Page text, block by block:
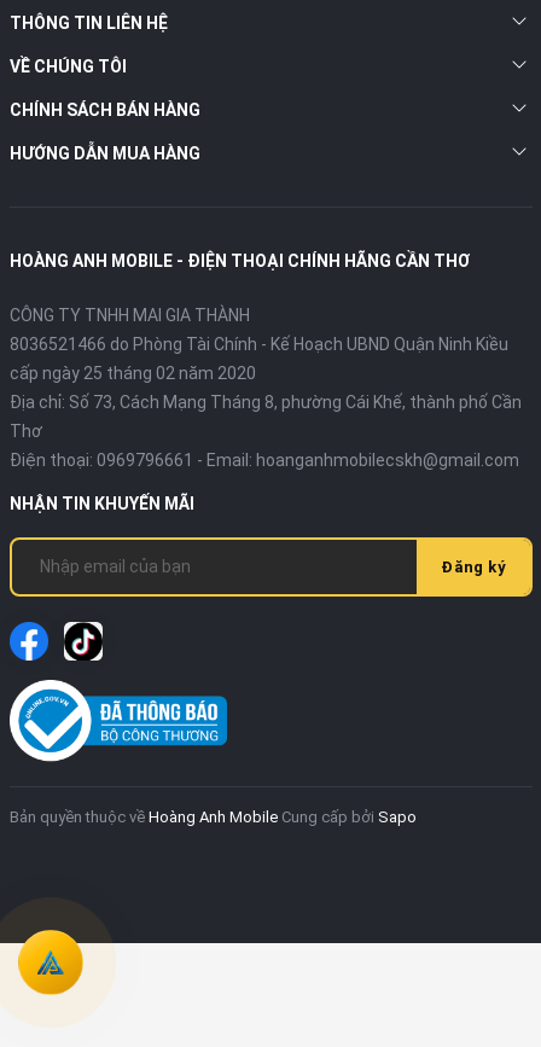
THÔNG TIN LIÊN HỆ
VỀ CHÚNG TÔI
CHÍNH SÁCH BÁN HÀNG
HƯỚNG DẪN MUA HÀNG
HOÀNG ANH MOBILE - ĐIỆN THOẠI CHÍNH HÃNG CẦN THƠ
CÔNG TY TNHH MAI GIA THÀNH
8036521466 do Phòng Tài Chính - Kế Hoạch UBND Quận Ninh Kiều
cấp ngày 25 tháng 02 năm 2020
Địa chỉ: Số 73, Cách Mạng Tháng 8, phường Cái Khế, thành phố Cần
Thơ
Điện thoại: 0969796661 - Email: hoanganhmobilecskh@gmail.com
NHẬN TIN KHUYẾN MÃI
Đăng ký
Bản quyền thuộc về Hoàng Anh Mobile Cung cấp bởi Sapo